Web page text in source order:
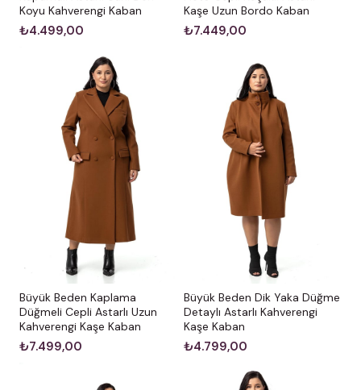
Koyu Kahverengi Kaban
₺4.499,00
Kaşe Uzun Bordo Kaban
₺7.449,00
Büyük Beden Kaplama
Düğmeli Cepli Astarlı Uzun
Kahverengi Kaşe Kaban
₺7.499,00
Büyük Beden Dik Yaka Düğme
Detaylı Astarlı Kahverengi
Kaşe Kaban
₺4.799,00